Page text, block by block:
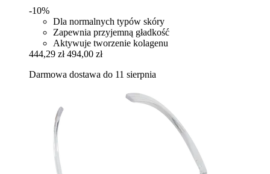
-10%
Dla normalnych typów skóry
Zapewnia przyjemną gładkość
Aktywuje tworzenie kolagenu
444,29 zł 494,00 zł
Darmowa dostawa do 11 sierpnia